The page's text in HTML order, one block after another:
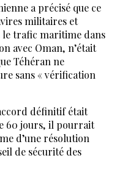
a précisé que ce
militaires et
le trafic maritime dans
avec Oman, n’était
Téhéran ne
sans « vérification
définitif était
60 jours, il pourrait
d’une résolution
de sécurité des